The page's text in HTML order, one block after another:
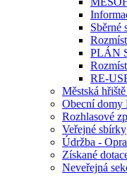
Sběrné
PLÁN
RE-
Městská
Obecní domy
Rozhlasové
Veřejné sbírky
Údržba -
Získané
Neveřejná